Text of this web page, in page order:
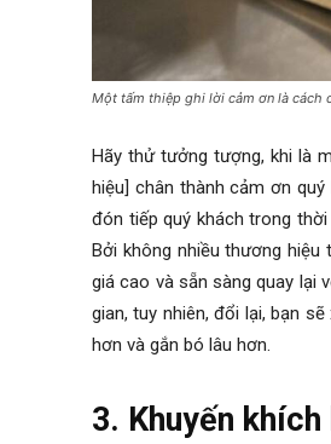
Một tấm thiệp ghi lời cảm ơn là cách
Hãy thử tưởng tượng, khi là
hiệu] chân thành cảm ơn
đón tiếp quý khách trong
Bởi không nhiều thương hiệu
giá cao và sẵn sàng quay lại
gian, tuy nhiên, đổi lại, bạn
hơn và gắn bó lâu hơn.
3. Khuyến